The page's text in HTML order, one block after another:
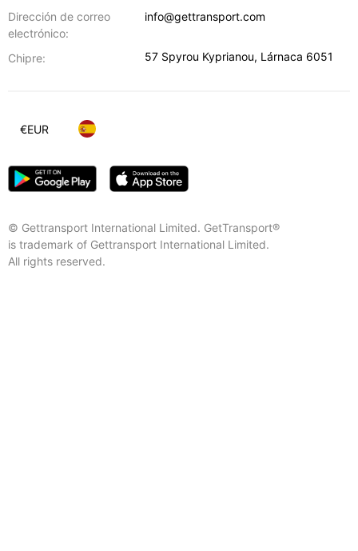
Dirección de correo
electrónico:
info@gettransport.com
Chipre: 57 Spyrou Kyprianou, Lárnaca 6051
© Gettransport International Limited. GetTransport®
is trademark of Gettransport International Limited.
All rights reserved.
€EUR